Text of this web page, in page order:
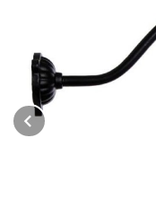
Prev